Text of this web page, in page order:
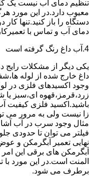
تنظیم دمای آب نیست یک
معیوب دارد.در این مورد
دستگاه را باز کنید.تنها
دمای آب و تماس با
4.آب داغ رنگ گرفته است
یکی دیگر از مشکلات رایج
داغ خارج شده از لوله
وجود اکسیدهای فلزی در
زرد،قرمز،قهوه ای،سبز
باشید.اکسید فلزی کیفیت
زا نیست ولی به مرور می
مثال وجود سرب در آب
فیلتر می توان تا حدودی
نهایی تعمیر آبگرمکن و
آبگرمکن های برقی این
المنت است.در این مورد
برطرف می شود.